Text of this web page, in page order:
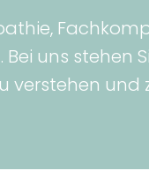
uns stehen
verstehen und